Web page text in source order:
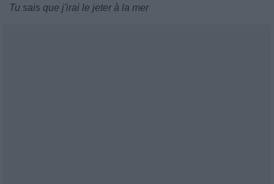
Tu sais que j'irai le jeter à la mer